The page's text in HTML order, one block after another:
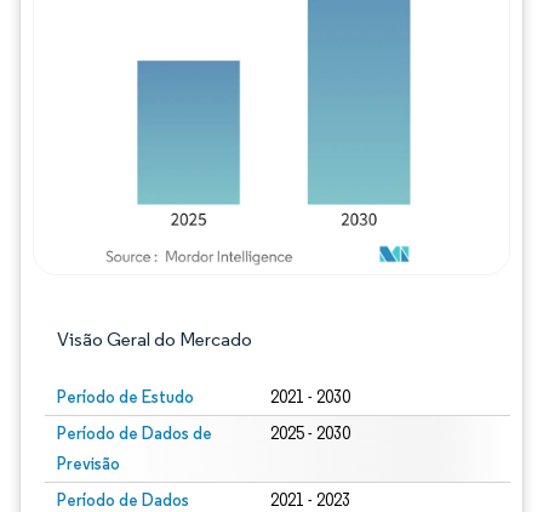
Visão Geral do Mercado
Período de Estudo 2021 - 2030
Período de Dados de
Previsão
2025 - 2030
Período de Dados
2021 - 2023